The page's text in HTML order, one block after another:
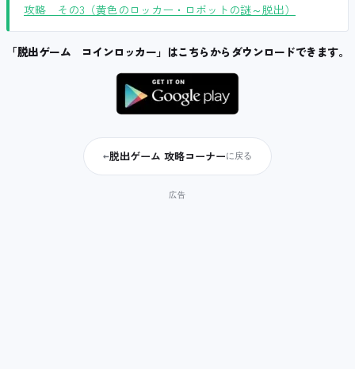
攻略 その3（黄色のロッカー・ロボットの謎～脱出）
「脱出ゲーム コインロッカー」はこちらからダウンロードできます。
←脱出ゲーム 攻略コーナーに戻る